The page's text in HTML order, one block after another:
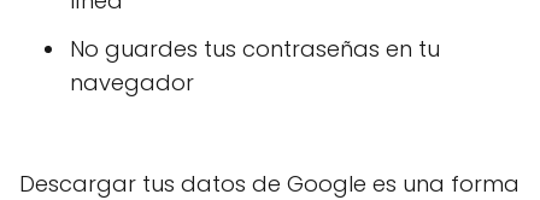
No guardes tus contraseñas en tu
navegador
Descargar tus datos de Google es una forma